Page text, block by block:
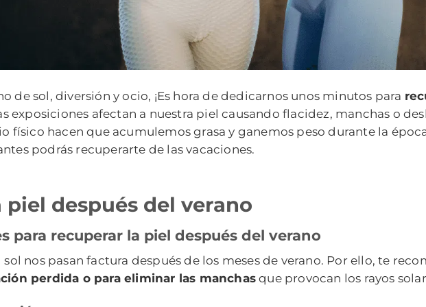
de sol, diversión y ocio, ¡Es hora de dedicarnos unos minutos para
exposiciones afectan a nuestra piel causando flacidez, manchas o
físico hacen que acumulemos grasa y ganemos peso durante la
podrás recuperarte de las vacaciones.
piel después del verano
para recuperar la piel después del verano
sol nos pasan factura después de los meses de verano. Por ello, te
perdida o para eliminar las manchasque provocan los rayos